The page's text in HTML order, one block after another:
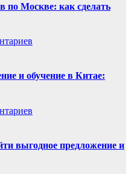
по Москве: как сделать
и обучение в Китае:
выгодное предложение и